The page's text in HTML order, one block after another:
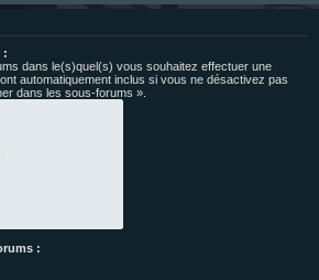
:
dans le(s)quel(s) vous souhaitez effectuer une
automatiquement inclus si vous ne désactivez pas
dans les sous-forums ».
: